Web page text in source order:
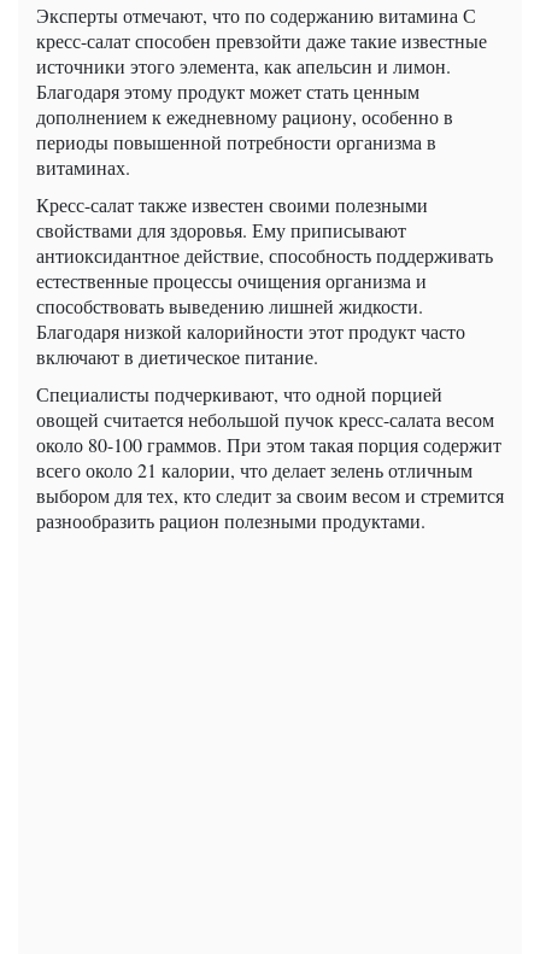
Эксперты отмечают, что по содержанию витамина С
кресс-салат способен превзойти даже такие известные
источники этого элемента, как апельсин и лимон.
Благодаря этому продукт может стать ценным
дополнением к ежедневному рациону, особенно в
периоды повышенной потребности организма в
витаминах.
Кресс-салат также известен своими полезными
свойствами для здоровья. Ему приписывают
антиоксидантное действие, способность поддерживать
естественные процессы очищения организма и
способствовать выведению лишней жидкости.
Благодаря низкой калорийности этот продукт часто
включают в диетическое питание.
Специалисты подчеркивают, что одной порцией
овощей считается небольшой пучок кресс-салата весом
около 80-100 граммов. При этом такая порция содержит
всего около 21 калории, что делает зелень отличным
выбором для тех, кто следит за своим весом и стремится
разнообразить рацион полезными продуктами.